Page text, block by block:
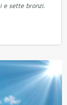
e sette bronzi.